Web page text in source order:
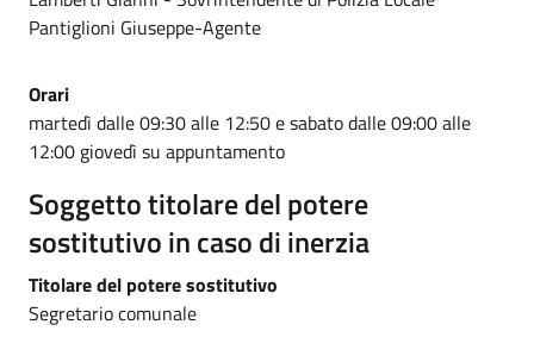
Pantiglioni Giuseppe-Agente
Orari
martedì dalle 09:30 alle 12:50 e sabato dalle 09:00 alle
12:00 giovedì su appuntamento
Soggetto titolare del potere
sostitutivo in caso di inerzia
Titolare del potere sostitutivo
Segretario comunale